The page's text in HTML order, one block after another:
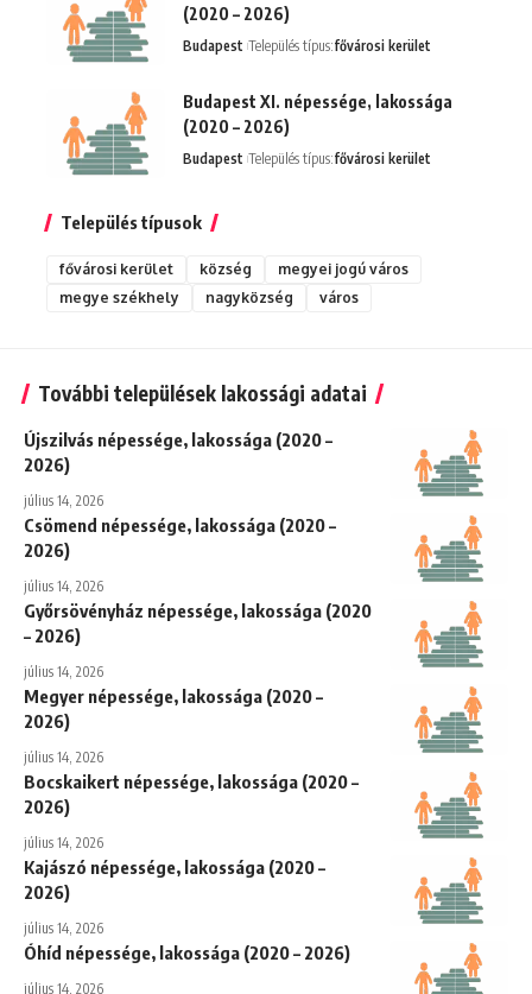
(2020 – 2026)
Budapest Település típus:fővárosi kerület
Budapest XI. népessége, lakossága
(2020 – 2026)
Budapest Település típus:fővárosi kerület
Település típusok
fővárosi kerület község
megyei jogú város
megye székhely
nagyközség város
További települések lakossági adatai
Újszilvás népessége, lakossága (2020 –
2026)
július 14, 2026
Csömend népessége, lakossága (2020 –
2026)
július 14, 2026
Győrsövényház népessége, lakossága (2020
– 2026)
július 14, 2026
Megyer népessége, lakossága (2020 –
2026)
július 14, 2026
Bocskaikert népessége, lakossága (2020 –
2026)
július 14, 2026
Kajászó népessége, lakossága (2020 –
2026)
július 14, 2026
Óhíd népessége, lakossága (2020 – 2026)
július 14, 2026